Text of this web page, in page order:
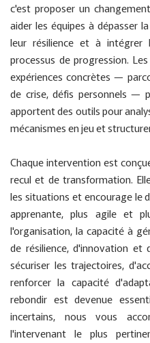
c'est proposer un
aider les équipes à dépasser
leur résilience et à intégrer
processus de progression.
expériences concrètes —
de crise, défis personnels —
apportent des outils pour
mécanismes en jeu et
Chaque intervention est
recul et de transformation.
les situations et encourage le
apprenante, plus agile et
l'organisation, la capacité à
de résilience, d'innovation et
sécuriser les trajectoires,
renforcer la capacité
rebondir est devenue
incertains, nous vous
l'intervenant le plus